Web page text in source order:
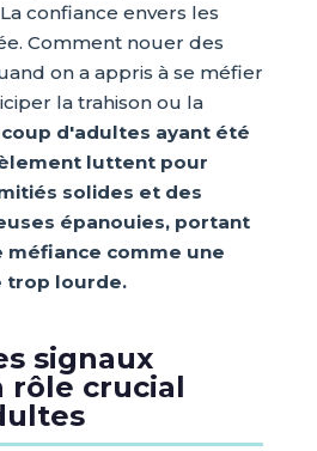
confiance envers les
Comment nouer des
on a appris à se méfier
la trahison ou la
d'adultes ayant été
luttent pour
solides et des
épanouies, portant
comme une
trop lourde.
signaux
rôle crucial